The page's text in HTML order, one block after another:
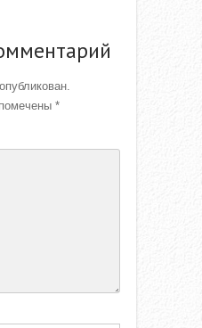
*